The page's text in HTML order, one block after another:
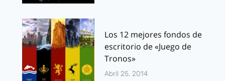
Los 12 mejores fondos de
escritorio de «Juego de
Tronos»
Abril 25, 2014